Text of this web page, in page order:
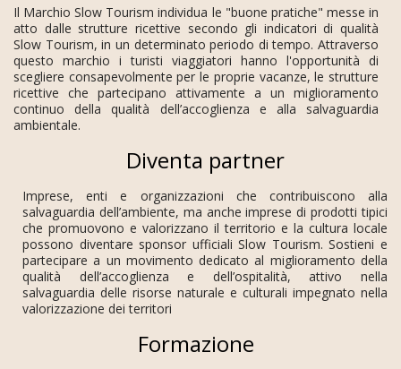
Il Marchio Slow Tourism individua le "buone pratiche" messe in
atto dalle strutture ricettive secondo gli indicatori di qualità
Slow Tourism, in un determinato periodo di tempo. Attraverso
questo marchio i turisti viaggiatori hanno l'opportunità di
scegliere consapevolmente per le proprie vacanze, le strutture
ricettive che partecipano attivamente a un miglioramento
continuo della qualità dell’accoglienza e alla salvaguardia
ambientale.
Diventa partner
Imprese, enti e organizzazioni che contribuiscono alla
salvaguardia dell’ambiente, ma anche imprese di prodotti tipici
che promuovono e valorizzano il territorio e la cultura locale
possono diventare sponsor ufficiali Slow Tourism. Sostieni e
partecipare a un movimento dedicato al miglioramento della
qualità dell’accoglienza e dell’ospitalità, attivo nella
salvaguardia delle risorse naturale e culturali impegnato nella
valorizzazione dei territori
Formazione